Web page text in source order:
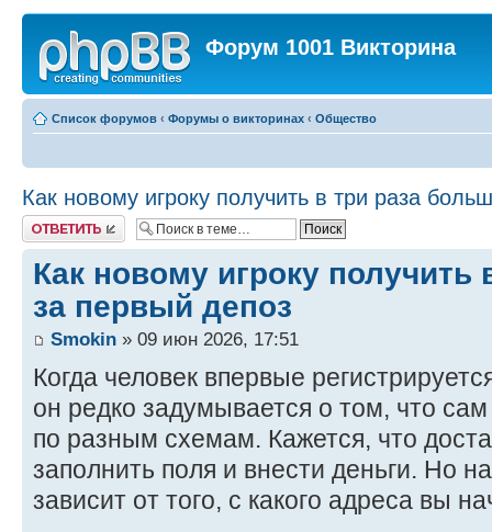
Форум 1001 Викторина
Список форумов ‹ Форумы о викторинах ‹ Общество
Как новому игроку получить в три раза
Ответить
Как новому игроку получить
за первый депоз
Smokin » 09 июн 2026, 17:51
Когда человек впервые
он редко задумывается о том, что
по разным схемам. Кажется, что
заполнить поля и внести деньги. Но
зависит от того, с какого адреса вы